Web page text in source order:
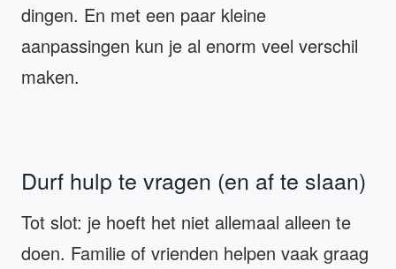
dingen. En met een paar kleine
aanpassingen kun je al enorm veel verschil
maken.
Durf hulp te vragen (en af te slaan)
Tot slot: je hoeft het niet allemaal alleen te
doen. Familie of vrienden helpen vaak graag